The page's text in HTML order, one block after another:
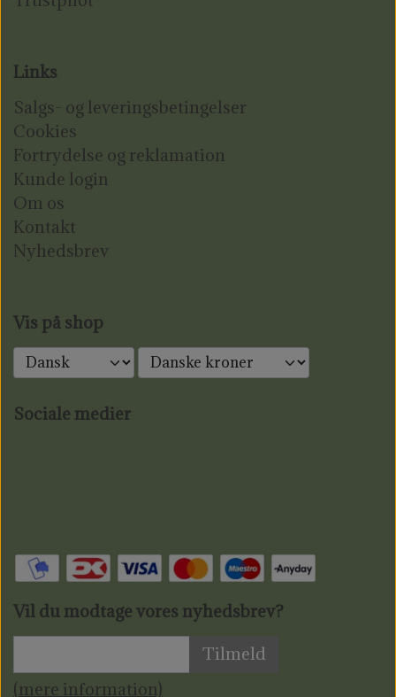
Links
Salgs- og leveringsbetingelser
Cookies
Fortrydelse og reklamation
Kunde login
Om os
Kontakt
Nyhedsbrev
Vis på shop
Sociale medier
Vil du modtage vores nyhedsbrev?
Tilmeld
(mere information)